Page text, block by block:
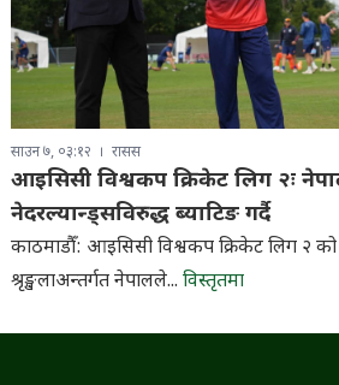
साउन ७, ०३:१२ रासस
आइसिसी विश्वकप क्रिकेट लिग २ः
नेदरल्यान्ड्सविरुद्ध ब्याटिङ गर्दै
काठमाडौँ: आइसिसी विश्वकप क्रिकेट लिग २
श्रृङ्खलाअन्तर्गत नेपालले... विस्तृतमा